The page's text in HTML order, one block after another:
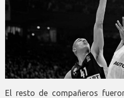
El resto de compañeros